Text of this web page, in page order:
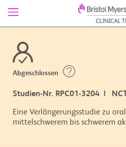
Abgeschlossen
Studien-Nr. RPC01-3204 |
Eine Verlängerungsstudie zu
mittelschwerem bis schwerem